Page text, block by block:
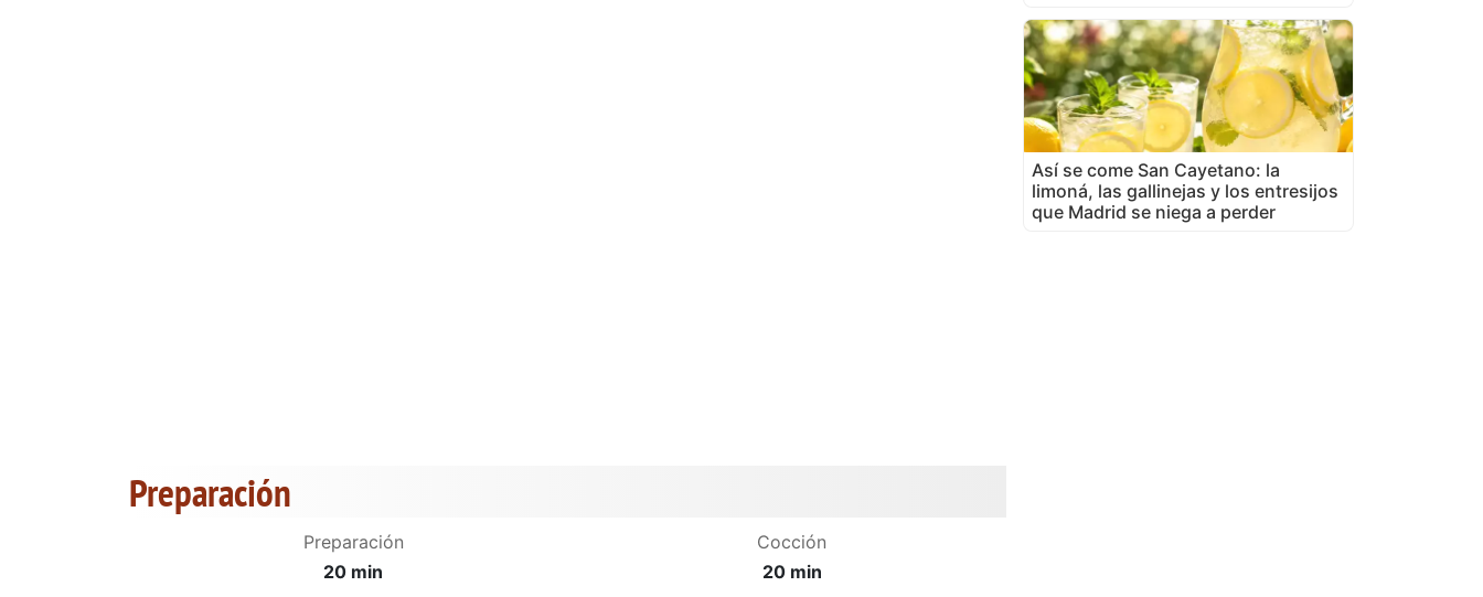
Preparación
Preparación
20 min
Cocción
20 min
Así se come San Cayetano: la
limoná, las gallinejas y los entresijos
que Madrid se niega a perder